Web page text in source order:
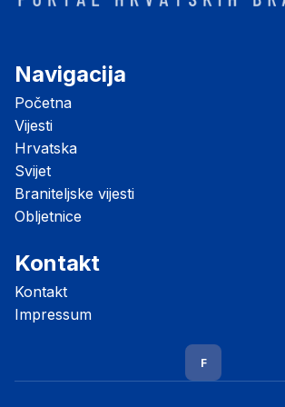
Navigacija
Početna
Vijesti
Hrvatska
Svijet
Braniteljske vijesti
Obljetnice
Kontakt
Kontakt
Impressum
F